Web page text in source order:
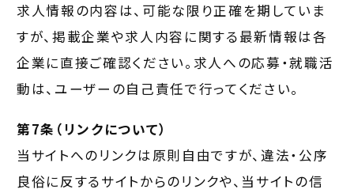
求人情報の内容は、可能な限り正確を期していま
すが、掲載企業や求人内容に関する最新情報は各
企業に直接ご確認ください。求人への応募・就職活
動は、ユーザーの自己責任で行ってください。
第7条（リンクについて）
当サイトへのリンクは原則自由ですが、違法・公序
良俗に反するサイトからのリンクや、当サイトの信